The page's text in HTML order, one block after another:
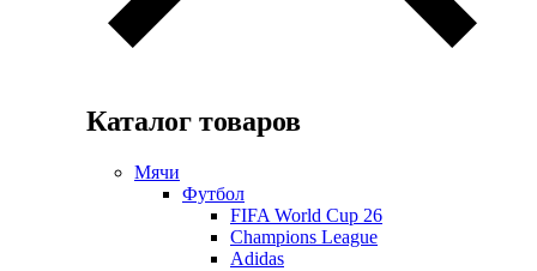
Каталог товаров
Мячи
Футбол
FIFA World Cup 26
Champions League
Adidas